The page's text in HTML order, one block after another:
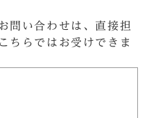
問い合わせは、直接担
ちらではお受けできま